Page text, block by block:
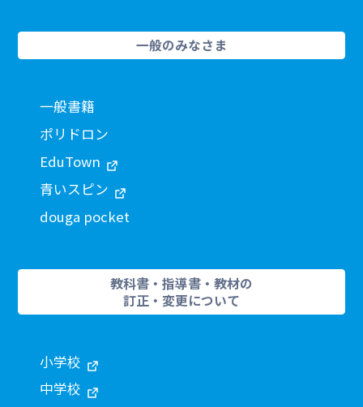
一般のみなさま
一般書籍
ポリドロン
EduTown
青いスピン
douga pocket
教科書・指導書・教材の
訂正・変更について
小学校
中学校